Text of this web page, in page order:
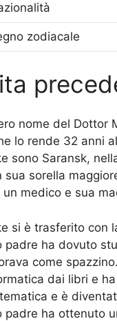
zodiacale
nome del Dottor
lo rende 32 anni
sono Saransk,
sua sorella
un medico e sua
si è trasferito con
padre ha dovuto
come
dai libri e
e è
padre ha ottenuto